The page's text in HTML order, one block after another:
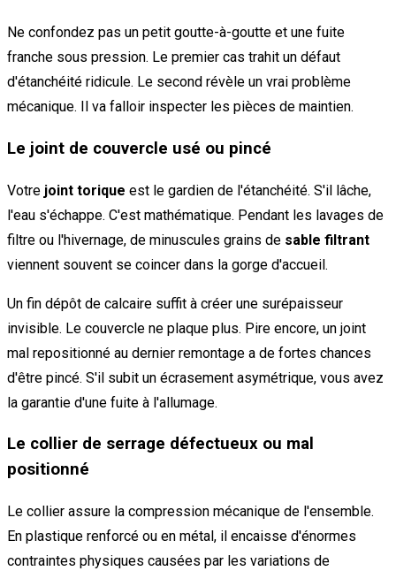
Ne confondez pas un petit goutte-à-goutte et une fuite
franche sous pression. Le premier cas trahit un défaut
d'étanchéité ridicule. Le second révèle un vrai problème
mécanique. Il va falloir inspecter les pièces de maintien.
Le joint de couvercle usé ou pincé
Votre joint torique est le gardien de l'étanchéité. S'il lâche,
l'eau s'échappe. C'est mathématique. Pendant les lavages de
filtre ou l'hivernage, de minuscules grains de sable filtrant
viennent souvent se coincer dans la gorge d'accueil.
Un fin dépôt de calcaire suffit à créer une surépaisseur
invisible. Le couvercle ne plaque plus. Pire encore, un joint
mal repositionné au dernier remontage a de fortes chances
d'être pincé. S'il subit un écrasement asymétrique, vous avez
la garantie d'une fuite à l'allumage.
Le collier de serrage défectueux ou mal
positionné
Le collier assure la compression mécanique de l'ensemble.
En plastique renforcé ou en métal, il encaisse d'énormes
contraintes physiques causées par les variations de